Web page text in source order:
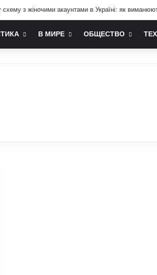
з жіночими акаунтами в Україні: як
В МИРЕ ОБЩЕСТВО